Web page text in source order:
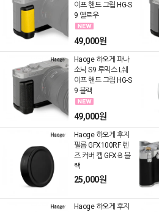
이프 핸드 그립 HG-S
9 옐로우
49,000원
Haoge 하오게 파나
소닉 S9 루믹스 L쉐
이프 핸드 그립 HG-S
9 블랙
49,000원
Haoge 하오게 후지
필름 GFX100RF 렌
즈 커버 캡 GFX-B 블
랙
25,000원
Haoge 하오게 후지